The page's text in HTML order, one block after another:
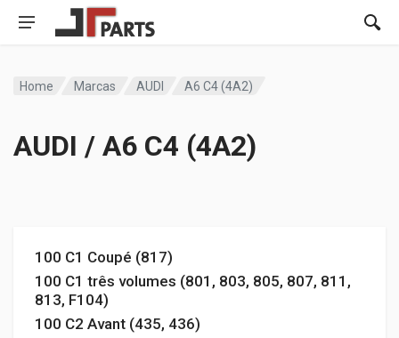
Home Marcas AUDI A6 C4 (4A2)
AUDI / A6 C4 (4A2)
100 C1 Coupé (817)
100 C1 três volumes (801, 803, 805, 807, 811,
813, F104)
100 C2 Avant (435, 436)